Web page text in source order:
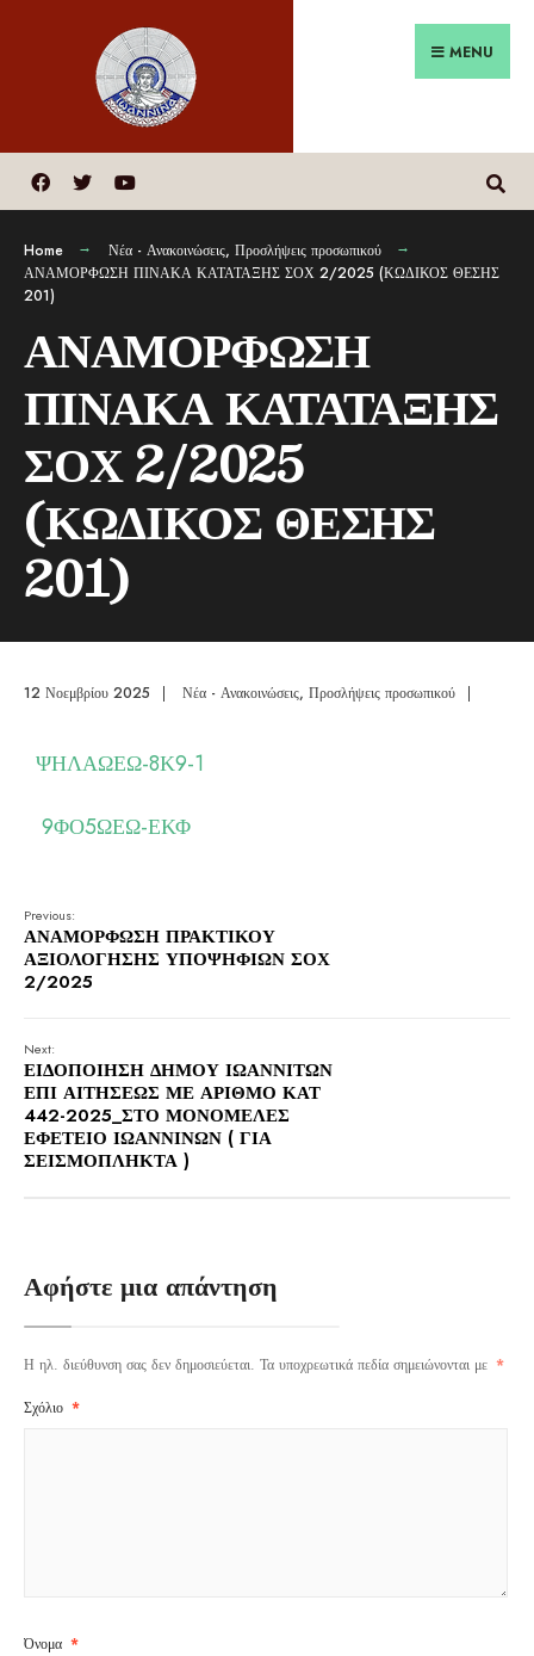
MENU
Home Νέα - Ανακοινώσεις, Προσλήψεις προσωπικού
ΑΝΑΜΟΡΦΩΣΗ ΠΙΝΑΚΑ ΚΑΤΑΤΑΞΗΣ ΣΟΧ 2/2025 (ΚΩΔΙΚΟΣ ΘΕΣΗΣ
201)
ΑΝΑΜΟΡΦΩΣΗ
ΠΙΝΑΚΑ ΚΑΤΑΤΑΞΗΣ
ΣΟΧ 2/2025
(ΚΩΔΙΚΟΣ ΘΕΣΗΣ
201)
12 Νοεμβρίου 2025 | Νέα - Ανακοινώσεις, Προσλήψεις προσωπικού |
ΨΗΛΑΩΕΩ-8Κ9-1
9ΦΟ5ΩΕΩ-ΕΚΦ
Previous:
ΑΝΑΜΟΡΦΩΣΗ ΠΡΑΚΤΙΚΟΥ
ΑΞΙΟΛΟΓΗΣΗΣ ΥΠΟΨΗΦΙΩΝ ΣΟΧ
2/2025
Next:
ΕΙΔΟΠΟΙΗΣΗ ΔΗΜΟΥ ΙΩΑΝΝΙΤΩΝ
ΕΠΙ ΑΙΤΗΣΕΩΣ ΜΕ ΑΡΙΘΜΟ ΚΑΤ
442-2025_ΣΤΟ ΜΟΝΟΜΕΛΕΣ
ΕΦΕΤΕΙΟ ΙΩΑΝΝΙΝΩΝ ( ΓΙΑ
ΣΕΙΣΜΟΠΛΗΚΤΑ )
Αφήστε μια απάντηση
Η ηλ. διεύθυνση σας δεν δημοσιεύεται. Τα υποχρεωτικά πεδία σημειώνονται με *
Σχόλιο *
Όνομα *